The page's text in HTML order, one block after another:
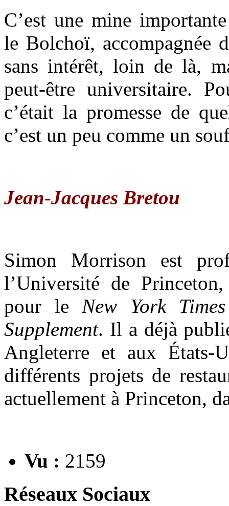
C’est une mine
le Bolchoï, accompagnée
sans intérêt, loin de là,
peut-être universitaire.
c’était la promesse de
c’est un peu comme un
Jean-Jacques Bretou
Simon Morrison est
l’Université de
pour le New York
Supplement. Il a déjà
Angleterre et aux
différents projets de
actuellement à Princeton,
Vu : 2159
Réseaux Sociaux